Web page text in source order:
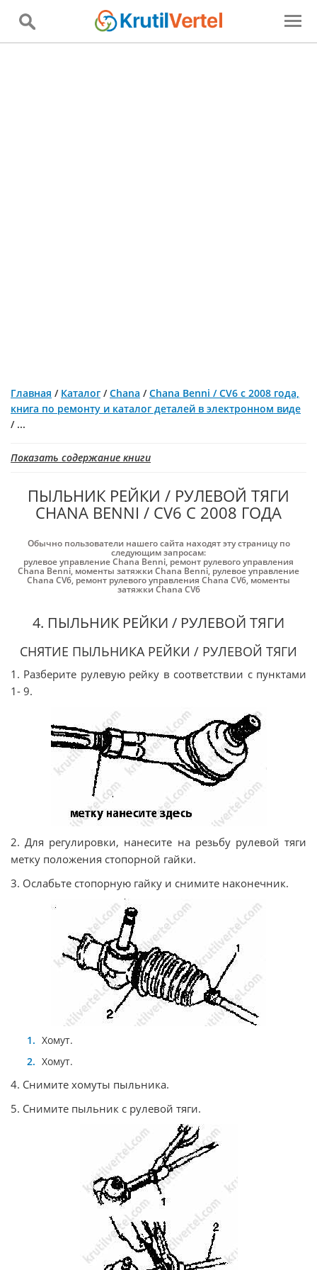
Главная / Каталог /Chana /Chana Benni / CV6 с 2008 года,
книга по ремонту и каталог деталей в электронном виде
/ ...
Показать содержание книги
ПЫЛЬНИК РЕЙКИ / РУЛЕВОЙ ТЯГИ
CHANA BENNI / CV6 С 2008 ГОДА
Обычно пользователи нашего сайта находят эту страницу по
следующим запросам:
рулевое управление Chana Benni, ремонт рулевого управления
Chana Benni, моменты затяжки Chana Benni, рулевое управление
Chana CV6, ремонт рулевого управления Chana CV6,моменты
затяжки Chana CV6
4. ПЫЛЬНИК РЕЙКИ / РУЛЕВОЙ ТЯГИ
СНЯТИЕ ПЫЛЬНИКА РЕЙКИ / РУЛЕВОЙ ТЯГИ
1. Разберите рулевую рейку в соответствии с пунктами
1- 9.
2. Для регулировки, нанесите на резьбу рулевой тяги
метку положения стопорной гайки.
3. Ослабьте стопорную гайку и снимите наконечник.
Хомут.
Хомут.
4. Снимите хомуты пыльника.
5. Снимите пыльник с рулевой тяги.